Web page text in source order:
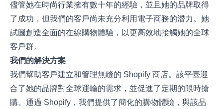
儘管她在時尚行業擁有數十年的經驗，並且她的品牌取得
了成功，但我們的客戶尚未充分利用電子商務的潛力。她
試圖創造全面的在線購物體驗，以更高效地接觸她的全球
客戶群。
我們的解決方案
我們幫助客戶建立和管理無縫的 Shopify 商店。該平臺迎
合了她的品牌對全球運輸的需求，並促進了定期的限時搶
購。通過 Shopify，我們提供了簡化的購物體驗，與該品